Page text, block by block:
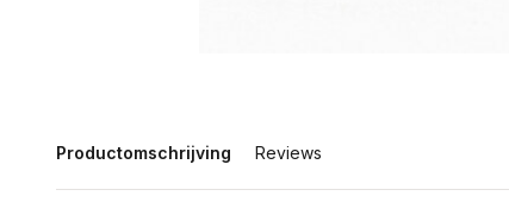
Productomschrijving Reviews